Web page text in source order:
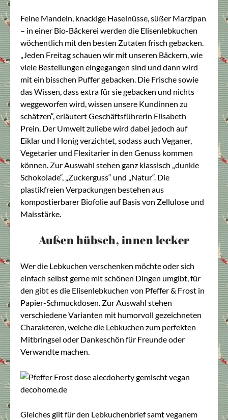
Feine Mandeln, knackige Haselnüsse, süßer Marzipan
– in einer Bio-Bäckerei werden die Elisenlebkuchen
wöchentlich mit den besten Zutaten frisch gebacken.
„Jeden Freitag schauen wir mit unseren Bäckern, wie
viele Bestellungen eingegangen sind und dann wird
mit ein bisschen Puffer gebacken. Die Frische sowie
das Wissen, dass extra für sie gebacken und nichts
weggeworfen wird, wissen unsere Kundinnen zu
schätzen“, erläutert Geschäftsführerin Elisabeth
Prein. Der Umwelt zuliebe wird dabei jedoch auf
Eiklar und Honig verzichtet, sodass auch Veganer,
Vegetarier und Flexitarier in den Genuss kommen
können. Zur Auswahl stehen ganz klassisch „dunkle
Schokolade“, „Zuckerguss“ und „Natur“. Die
plastikfreien Verpackungen bestehen aus
kompostierbarer Biofolie auf Basis von Zellulose und
Maisstärke.
Außen hübsch, innen lecker
Wer die Lebkuchen verschenken möchte oder sich
einfach selbst gerne mit schönen Dingen umgibt, für
den gibt es die Elisenlebkuchen von Pfeffer & Frost in
Papier-Schmuckdosen. Zur Auswahl stehen
verschiedene Varianten mit humorvoll gezeichneten
Charakteren, welche die Lebkuchen zum perfekten
Mitbringsel oder Dankeschön für Freunde oder
Verwandte machen.
Gleiches gilt für den Lebkuchenbrief samt veganem